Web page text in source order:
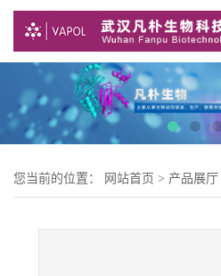
您当前的位置： 网站首页 > 产品展厅